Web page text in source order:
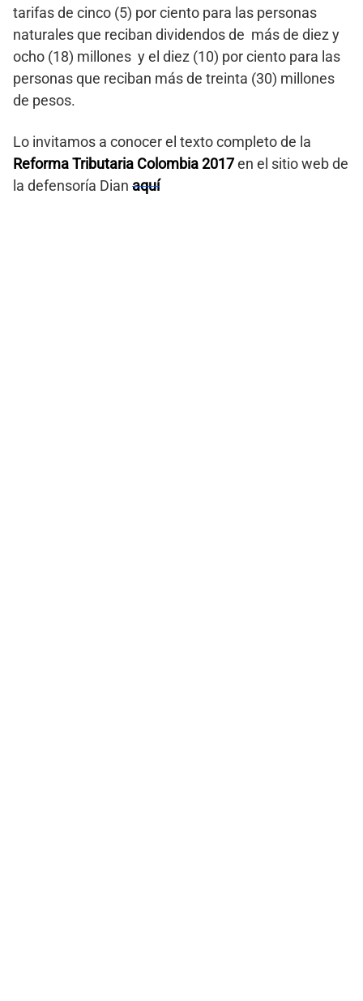
tarifas de cinco (5) por ciento para las personas
naturales que reciban dividendos de más de diez y
ocho (18) millones y el diez (10) por ciento para las
personas que reciban más de treinta (30) millones
de pesos.
Lo invitamos a conocer el texto completo de la
Reforma Tributaria Colombia 2017en el sitio web de
la defensoría Dian aquí